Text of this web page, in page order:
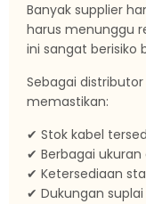
Banyak supplier
harus menunggu
ini sangat berisiko
Sebagai
memastikan:
✔ Stok kabel
✔ Berbagai
✔ Ketersediaan
✔ Dukungan